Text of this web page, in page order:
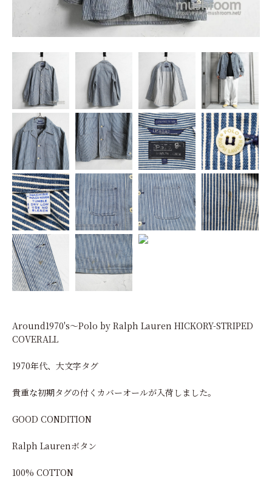
Around1970's～Polo by Ralph Lauren HICKORY-STRIPED
COVERALL
1970年代、大文字タグ
貴重な初期タグの付くカバーオールが入荷しました。
GOOD CONDITION
Ralph Laurenボタン
100% COTTON